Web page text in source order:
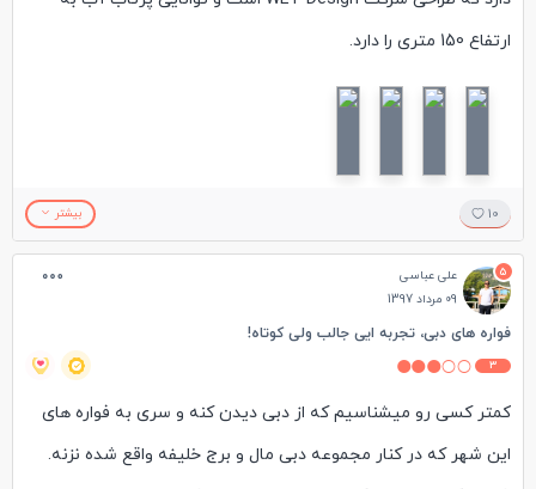
ارتفاع 150 متری را دارد.
این آب نما در نزدیکی غروب خورشید کار خودش رو شروع میکنه و
هر ۱۵ دقیقه یکبار روشن میشه. در یکی از سفرهای من به دبی و
بازدید از این آب نما شاهد پخش آهنگ ویالون بیژن مرتضوی
ویولنیست مشهور ایرانی بودم.
10 بیشتر
5
علی عباسی
09 مرداد 1397
فواره های دبی، تجربه ایی جالب ولی کوتاه!
3
کمتر کسی رو میشناسیم که از دبی دیدن کنه و سری به فواره های
این شهر که در کنار مجموعه دبی مال و برج خلیفه واقع شده نزنه.